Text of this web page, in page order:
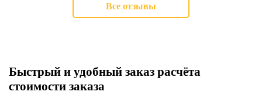
Все отзывы
Быстрый и удобный заказ расчёта
стоимости заказа